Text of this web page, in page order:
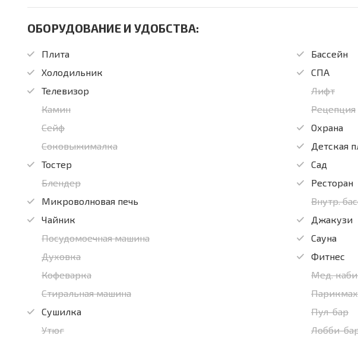
ОБОРУДОВАНИЕ И УДОБСТВА:
Плита
Холодильник
Телевизор
Камин
Сейф
Соковыжималка
Тостер
Блендер
Микроволновая печь
Чайник
Посудомоечная машина
Духовка
Кофеварка
Стиральная машина
Сушилка
Утюг
Бассейн
СПА
Лифт
Рецепция
Охрана
Детская
Сад
Ресторан
Внутр.
Джакузи
Сауна
Фитнес
Мед.
Пул-бар
Лобби-